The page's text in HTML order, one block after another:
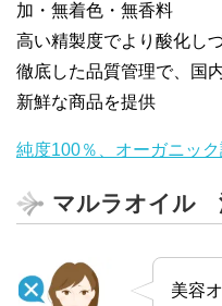
加・無着色・無香料
高い精製度でより酸化し
徹底した品質管理で、国
新鮮な商品を提供
純度100％、オーガニッ
マルラオイル
美容